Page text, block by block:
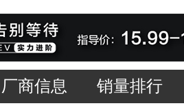
厂商信息 销量排行